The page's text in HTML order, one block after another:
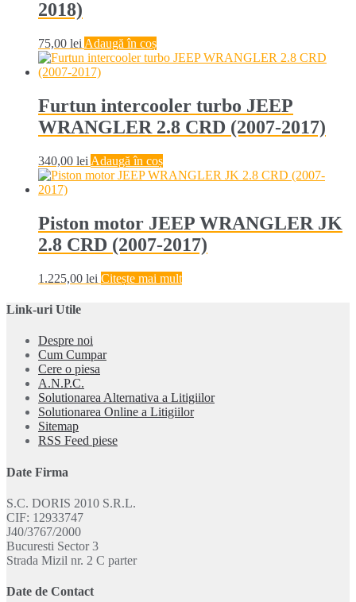
2018)
75,00 lei Adaugă în coș
Furtun intercooler turbo JEEP
WRANGLER 2.8 CRD (2007-2017)
340,00 lei Adaugă în coș
Piston motor JEEP WRANGLER JK
2.8 CRD (2007-2017)
1.225,00 lei Citește mai mult
Link-uri Utile
Despre noi
Cum Cumpar
Cere o piesa
A.N.P.C.
Solutionarea Alternativa a Litigiilor
Solutionarea Online a Litigiilor
Sitemap
RSS Feed piese
Date Firma
S.C. DORIS 2010 S.R.L.
CIF: 12933747
J40/3767/2000
Bucuresti Sector 3
Strada Mizil nr. 2 C parter
Date de Contact